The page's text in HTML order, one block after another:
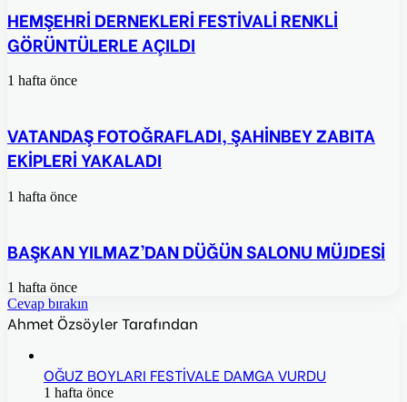
HEMŞEHRİ DERNEKLERİ FESTİVALİ RENKLİ
GÖRÜNTÜLERLE AÇILDI
1 hafta önce
VATANDAŞ FOTOĞRAFLADI, ŞAHİNBEY ZABITA
EKİPLERİ YAKALADI
1 hafta önce
BAŞKAN YILMAZ’DAN DÜĞÜN SALONU MÜJDESİ
1 hafta önce
Cevap bırakın
Ahmet Özsöyler Tarafından
OĞUZ BOYLARI FESTİVALE DAMGA VURDU
1 hafta önce